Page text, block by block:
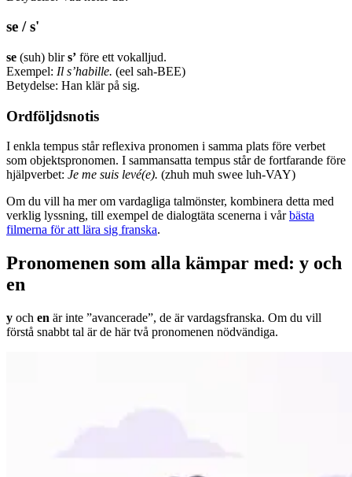
se / s'
se (suh) blirs’ före ett vokalljud.
Exempel: Il s’habille. (eel sah-BEE)
Betydelse: Han klär på sig.
Ordföljdsnotis
I enkla tempus står reflexiva pronomen i samma plats före verbet
som objektspronomen. I sammansatta tempus står de fortfarande före
hjälpverbet: Je me suis levé(e). (zhuh muh swee luh-VAY)
Om du vill ha mer om vardagliga talmönster, kombinera detta med
verklig lyssning, till exempel de dialogtäta scenerna i vårbästa
filmerna för att lära sig franska.
Pronomenen som alla kämpar med: y och
en
y och en är inte ”avancerade”, de är vardagsfranska. Om du vill
förstå snabbt tal är de här två pronomenen nödvändiga.